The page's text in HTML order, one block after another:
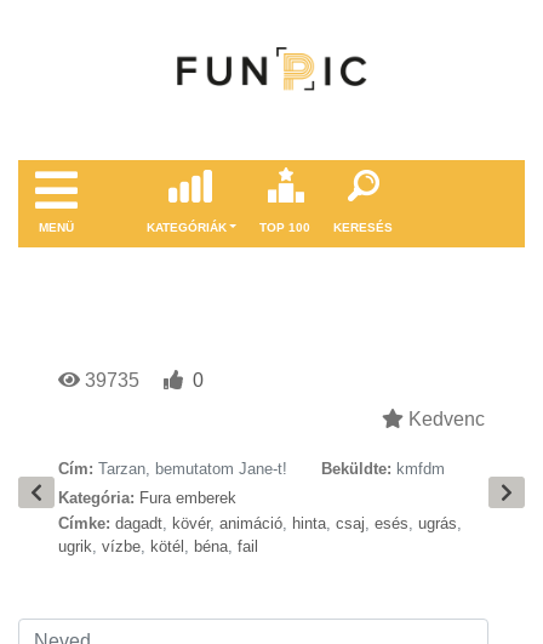
MENÜ KATEGÓRIÁK TOP 100 KERESÉS
39735
0
Kedvenc
Cím: Tarzan, bemutatom Jane-t! Beküldte: kmfdm
Kategória: Fura emberek
Címke: dagadt, kövér, animáció, hinta, csaj, esés, ugrás,
ugrik, vízbe, kötél , béna, fail